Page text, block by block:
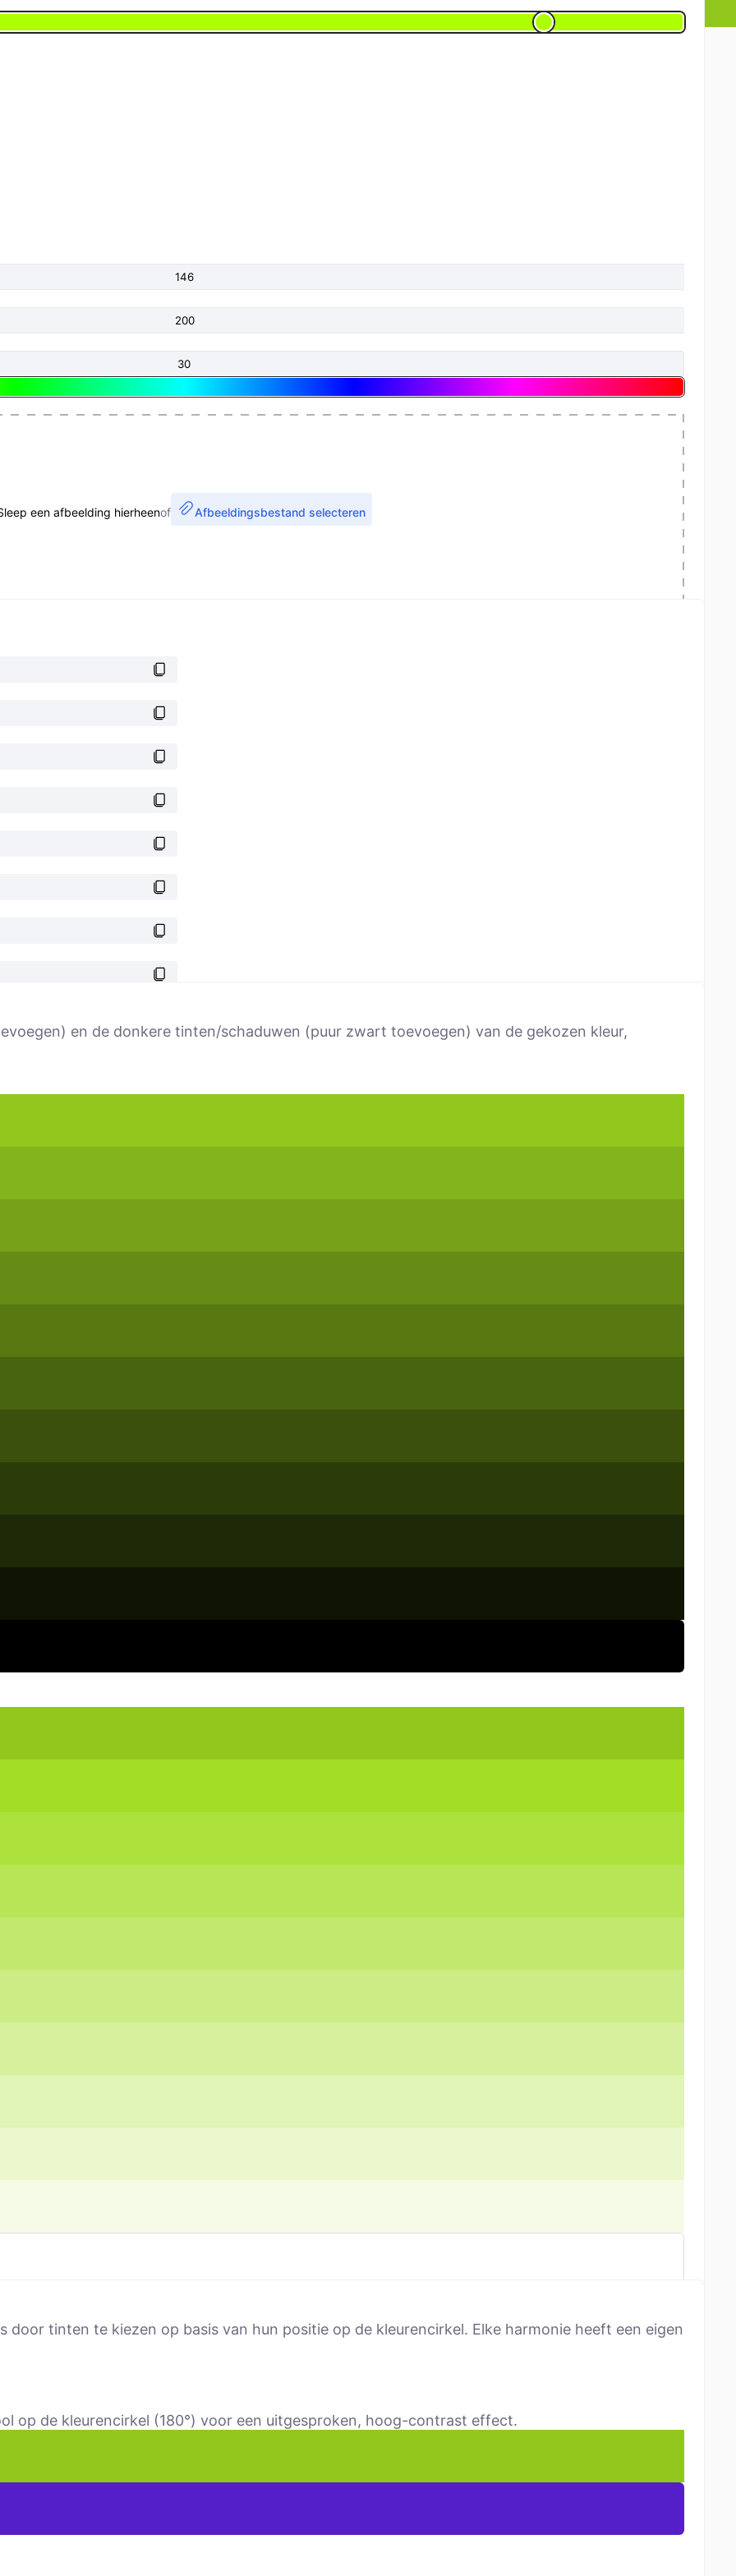
een afbeelding hierheenof Afbeeldingsbestand selecteren
en de donkere tinten/schaduwen (puur zwart toevoegen) van de gekozen kleur,
tinten te kiezen op basis van hun positie op de kleurencirkel. Elke harmonie heeft een eigen
op de kleurencirkel (180°) voor een uitgesproken, hoog-contrast effect.